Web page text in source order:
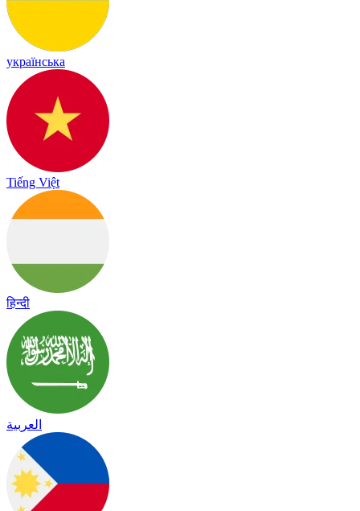
українська
Tiếng Việt
हिन्दी
العربية